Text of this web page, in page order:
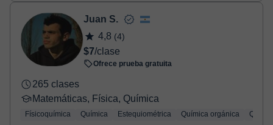
Juan S.
4,8 (4)
$7/clase
Ofrece prueba gratuita
265 clases
Matemáticas, Física, Química
Físicoquímica Química Estequiométrica Química orgánica